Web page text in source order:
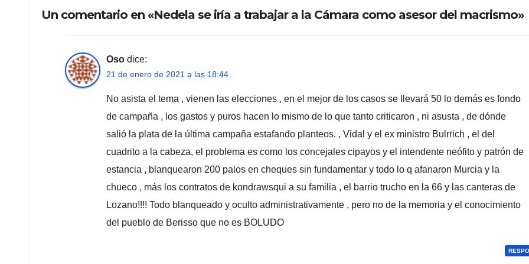
Un comentario en «Nedela se iría a trabajar a la Cámara como asesor del macrismo»
Oso dice:
21 de enero de 2021 a las 18:44
No asista el tema , vienen las elecciones , en el mejor de los casos se llevará 50 lo demás es fondo
de campaña , los gastos y puros hacen lo mismo de lo que tanto criticaron , ni asusta , de dónde
salió la plata de la última campaña estafando planteos. , Vidal y el ex ministro Bulrrich , el del
cuadrito a la cabeza, el problema es como los concejales cipayos y el intendente neófito y patrón de
estancia , blanquearon 200 palos en cheques sin fundamentar y todo lo q afanaron Murcia y la
chueco , más los contratos de kondrawsqui a su familia , el barrio trucho en la 66 y las canteras de
Lozano!!!! Todo blanqueado y oculto administrativamente , pero no de la memoria y el conocimiento
del pueblo de Berisso que no es BOLUDO